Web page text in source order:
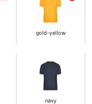
gold-yellow
navy